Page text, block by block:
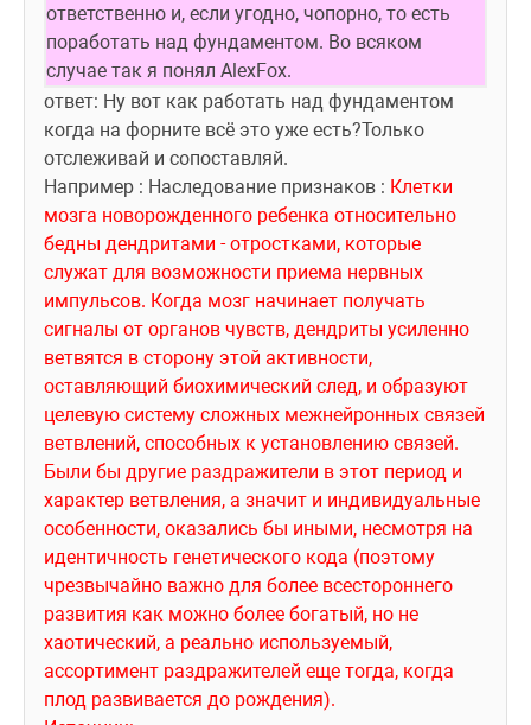
ответственно и, если угодно, чопорно, то есть
поработать над фундаментом. Во всяком
случае так я понял AlexFox.
ответ: Ну вот как работать над фундаментом
когда на форните всё это уже есть?Только
отслеживай и сопоставляй.
Например : Наследование признаков : Клетки
мозга новорожденного ребенка относительно
бедны дендритами - отростками, которые
служат для возможности приема нервных
импульсов. Когда мозг начинает получать
сигналы от органов чувств, дендриты усиленно
ветвятся в сторону этой активности,
оставляющий биохимический след, и образуют
целевую систему сложных межнейронных связей
ветвлений, способных к установлению связей.
Были бы другие раздражители в этот период и
характер ветвления, а значит и индивидуальные
особенности, оказались бы иными, несмотря на
идентичность генетического кода (поэтому
чрезвычайно важно для более всестороннего
развития как можно более богатый, но не
хаотический, а реально используемый,
ассортимент раздражителей еще тогда, когда
плод развивается до рождения).